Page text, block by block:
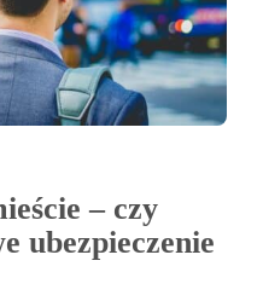
– czy
ubezpieczenie